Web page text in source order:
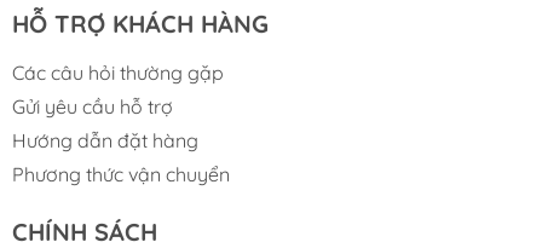
HỖ TRỢ KHÁCH HÀNG
Các câu hỏi thường gặp
Gửi yêu cầu hỗ trợ
Hướng dẫn đặt hàng
Phương thức vận chuyển
CHÍNH SÁCH